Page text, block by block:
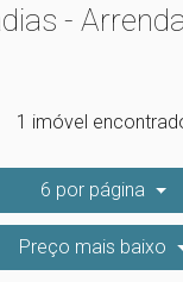
-
1 imóvel
6 por página
Preço mais baixo